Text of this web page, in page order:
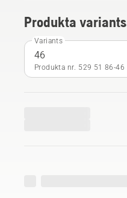
Produkta variants
Variants
46
Produkta nr. 529 51 86‑46